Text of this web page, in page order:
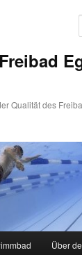
Qualität des
Über